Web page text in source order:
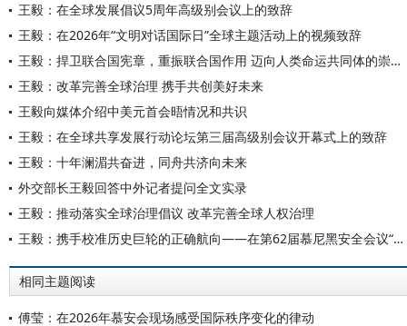
王毅：在全球发展倡议5周年高级别会议上的致辞
王毅：在2026年“文明对话国际日”全球主题活动上的视频致辞
王毅：捍卫联合国宪章，重振联合国作用 迈向人类命运共同体的崇高目标
王毅：改革完善全球治理 携手共创美好未来
王毅向媒体介绍中美元首会晤情况和共识
王毅：在全球共享发展行动论坛第三届高级别会议开幕式上的致辞
王毅：十年澜湄共奋进，同舟共济向未来
外交部长王毅回答中外记者提问全文实录
王毅：推动落实全球治理倡议 改革完善全球人权治理
王毅：携手校准历史巨轮的正确航向——在第62届慕尼黑安全会议“中国专场”上的主旨讲话
相同主题阅读
傅莹：在2026年慕安会现场感受国际秩序变化的律动